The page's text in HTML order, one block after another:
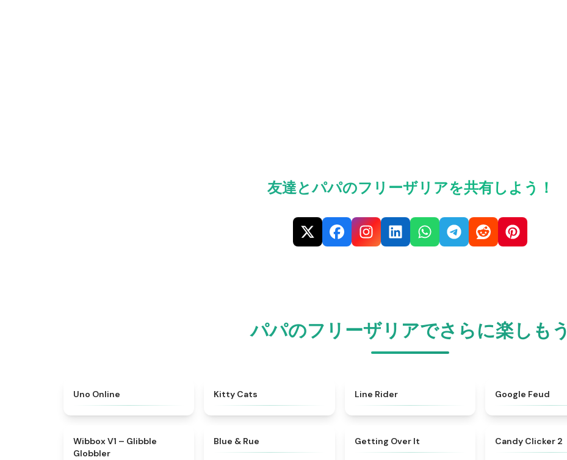
友達とパパのフリーザリアを共有しよう！
パパのフリーザリアでさらに楽しもう
Uno Online Kitty Cats Line Rider Google Feud
Wibbox V1 – Glibble
Globbler
Blue & Rue Getting Over It Candy Clicker 2